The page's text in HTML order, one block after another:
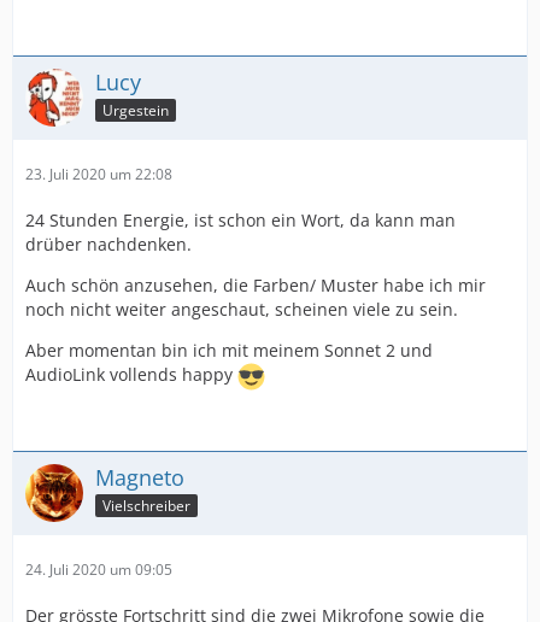
Lucy
Urgestein
23. Juli 2020 um 22:08
24 Stunden Energie, ist schon ein Wort, da kann man
drüber nachdenken.
Auch schön anzusehen, die Farben/ Muster habe ich mir
noch nicht weiter angeschaut, scheinen viele zu sein.
Aber momentan bin ich mit meinem Sonnet 2 und
AudioLink vollends happy
Magneto
Vielschreiber
24. Juli 2020 um 09:05
Der grösste Fortschritt sind die zwei Mikrofone sowie die